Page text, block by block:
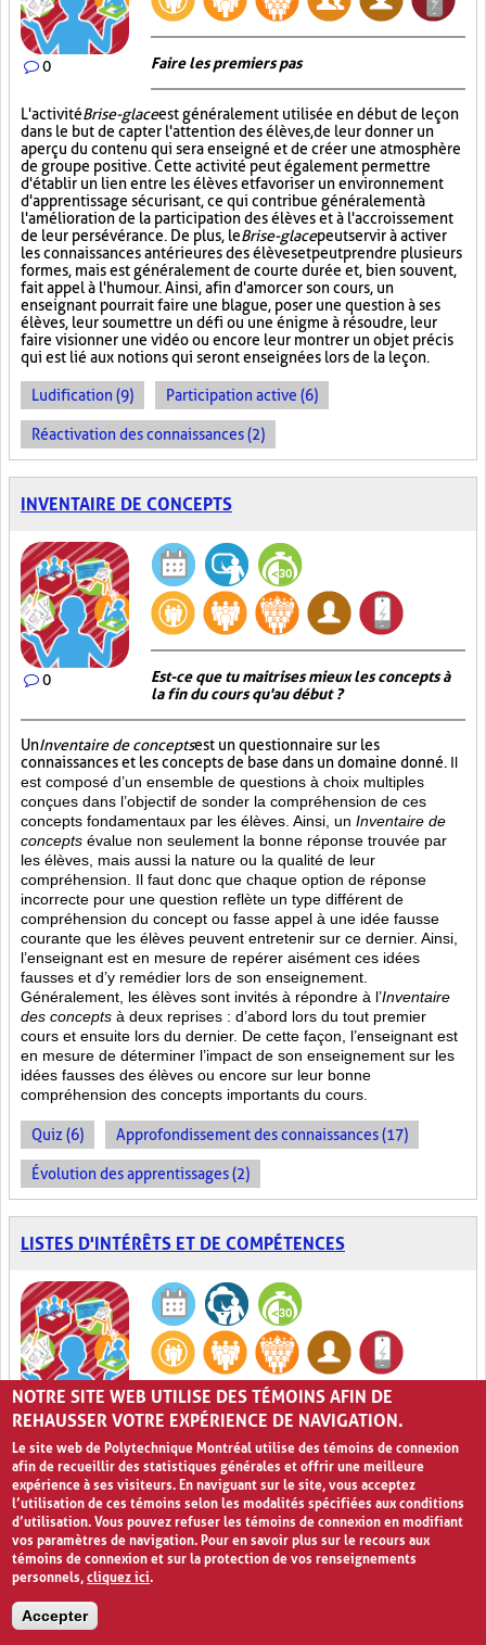
0 Faire les premiers pas
L'activitéBrise-glaceest généralement utilisée en début de leçon
dans le but de capter l'attention des élèves, de leur donner un
aperçu du contenu qui sera enseigné et de créer une atmosphère
de groupe positive. Cette activité peut également permettre
d'établir un lien entre les élèves et favoriser un environnement
d'apprentissage sécurisant, ce qui contribue généralement à
l'amélioration de la participation des élèves et à l'accroissement
de leur persévérance. De plus, leBrise-glacepeut servir à activer
les connaissances antérieures des élèves et peut prendre plusieurs
formes, mais est généralement de courte durée et, bien souvent,
fait appel à l'humour. Ainsi, afin d'amorcer son cours, un
enseignant pourrait faire une blague, poser une question à ses
élèves, leur soumettre un défi ou une énigme à résoudre, leur
faire visionner une vidéo ou encore leur montrer un objet précis
qui est lié aux notions qui seront enseignées lors de la leçon.
Ludification (9) Participation active (6)
Réactivation des connaissances (2)
INVENTAIRE DE CONCEPTS
0
Est-ce que tu maitrises mieux les concepts à
la fin du cours qu'au début ?
UnInventaire de conceptsest un questionnaire sur les
connaissances et les concepts de base dans un domaine donné. Il
est composé d’un ensemble de questions à choix multiples
conçues dans l’objectif de sonder la compréhension de ces
concepts fondamentaux par les élèves. Ainsi, un Inventaire de
concepts évalue non seulement la bonne réponse trouvée par
les élèves, mais aussi la nature ou la qualité de leur
compréhension. Il faut donc que chaque option de réponse
incorrecte pour une question reflète un type différent de
compréhension du concept ou fasse appel à une idée fausse
courante que les élèves peuvent entretenir sur ce dernier. Ainsi,
l’enseignant est en mesure de repérer aisément ces idées
fausses et d’y remédier lors de son enseignement.
Généralement, les élèves sont invités à répondre à l’Inventaire
des concepts à deux reprises : d’abord lors du tout premier
cours et ensuite lors du dernier. De cette façon, l’enseignant est
en mesure de déterminer l’impact de son enseignement sur les
idées fausses des élèves ou encore sur leur bonne
compréhension des concepts importants du cours.
Quiz (6) Approfondissement des connaissances (17)
Évolution des apprentissages (2)
LISTES D'INTÉRÊTS ET DE COMPÉTENCES
0 À quel point ça t'intéresse ?
Pour la formuleListes d'intérêts et de compétences, l'enseignant
doit créer des listes de contrôle des sujets abordés dans son cours
et des compétences à développer pour le réussir.Puis, les élèves
doivent noter leur intérêt pour les différents sujets et évaluer leur
degré de compétence ou leurs connaissances sur ces sujets.
Avec cette information, l’enseignant est en mesure de mieux
planifier son enseignement et d’ajuster, si nécessaire, son
programme. De plus, l’enseignant peut planifier différentes
manières d’aborder les sujets pour lesquels les élèves ont
NOTRE SITE WEB UTILISE DES TÉMOINS AFIN DE
REHAUSSER VOTRE EXPÉRIENCE DE NAVIGATION.
Le site web de Polytechnique Montréal utilise des témoins de connexion
afin de recueillir des statistiques générales et offrir une meilleure
expérience à ses visiteurs. En naviguant sur le site, vous acceptez
l’utilisation de ces témoins selon les modalités spécifiées aux conditions
d’utilisation. Vous pouvez refuser les témoins de connexion en modifiant
vos paramètres de navigation. Pour en savoir plus sur le recours aux
témoins de connexion et sur la protection de vos renseignements
personnels,cliquez ici.
Accepter